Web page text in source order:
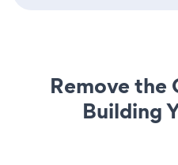
Remove the
Building